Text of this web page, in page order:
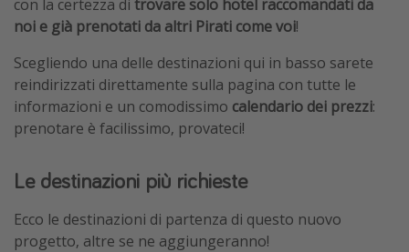
con la certezza di trovare solo hotel raccomandati da
noi e già prenotati da altri Pirati come voi!
Scegliendo una delle destinazioni qui in basso sarete
reindirizzati direttamente sulla pagina con tutte le
informazioni e un comodissimo calendario dei prezzi:
prenotare è facilissimo, provateci!
Le destinazioni più richieste
Ecco le destinazioni di partenza di questo nuovo
progetto, altre se ne aggiungeranno!